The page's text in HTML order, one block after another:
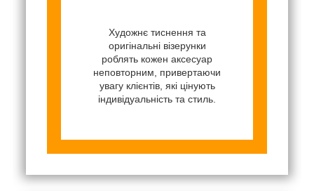
Художнє тиснення та
оригінальні візерунки
роблять кожен аксесуар
неповторним, привертаючи
увагу клієнтів, які цінують
індивідуальність та стиль.